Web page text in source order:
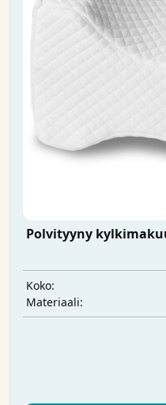
Polvityyny
Koko:
Materiaali: